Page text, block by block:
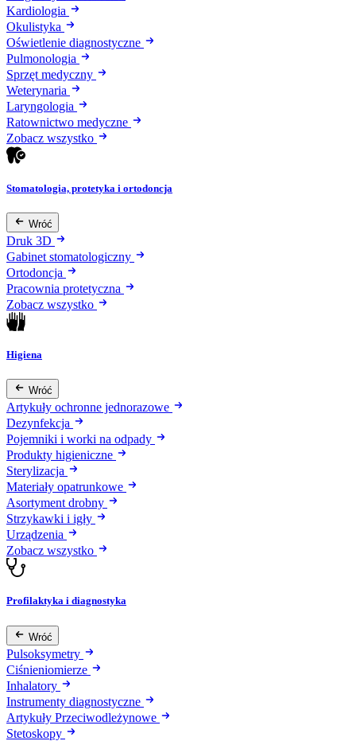
Kardiologia
Okulistyka
Oświetlenie diagnostyczne
Pulmonologia
Sprzęt medyczny
Weterynaria
Laryngologia
Ratownictwo medyczne
Zobacz wszystko
Stomatologia, protetyka i ortodoncja
Wróć
Druk 3D
Gabinet stomatologiczny
Ortodoncja
Pracownia protetyczna
Zobacz wszystko
Higiena
Wróć
Artykuły ochronne jednorazowe
Dezynfekcja
Pojemniki i worki na odpady
Produkty higieniczne
Sterylizacja
Materiały opatrunkowe
Asortyment drobny
Strzykawki i igły
Urządzenia
Zobacz wszystko
Profilaktyka i diagnostyka
Wróć
Pulsoksymetry
Ciśnieniomierze
Inhalatory
Instrumenty diagnostyczne
Artykuły Przeciwodleżynowe
Stetoskopy